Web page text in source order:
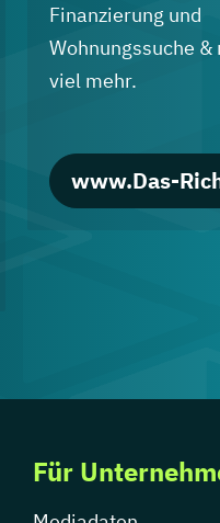
Finanzierung und
Wohnungssuche &
viel mehr.
www.Das-
Für